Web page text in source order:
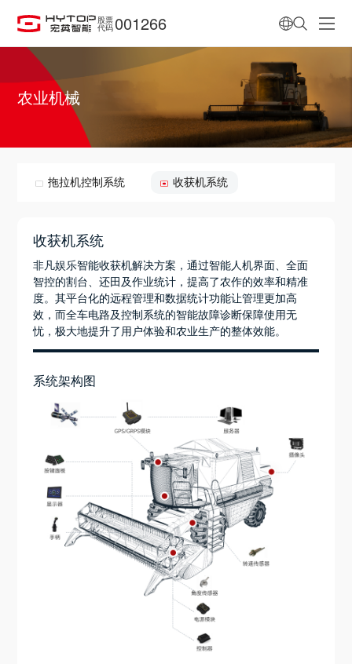
股票
代码 001266
农业机械
拖拉机控制系统 收获机系统
收获机系统
非凡娱乐智能收获机解决方案，通过智能人机界面、全面
智控的割台、还田及作业统计，提高了农作的效率和精准
度。其平台化的远程管理和数据统计功能让管理更加高
效，而全车电路及控制系统的智能故障诊断保障使用无
忧，极大地提升了用户体验和农业生产的整体效能。
系统架构图